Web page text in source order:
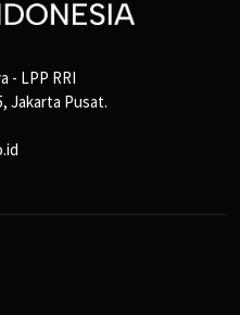
- LPP RRI
Jakarta Pusat.